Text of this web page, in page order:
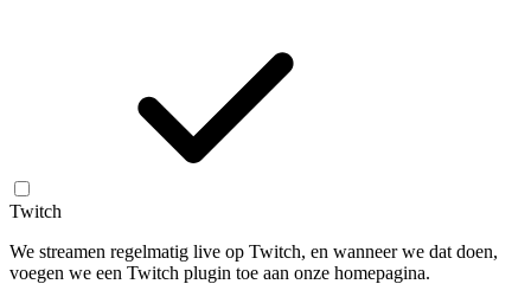
Twitch
We streamen regelmatig live op Twitch, en wanneer we dat doen,
voegen we een Twitch plugin toe aan onze homepagina.